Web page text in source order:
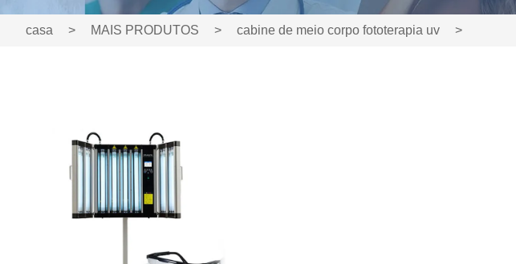
casa > MAIS PRODUTOS > cabine de meio corpo fototerapia uv >